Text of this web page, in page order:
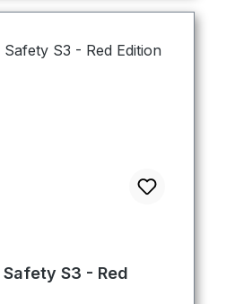
Bewertung von 4.89 von 5
S3 - Red